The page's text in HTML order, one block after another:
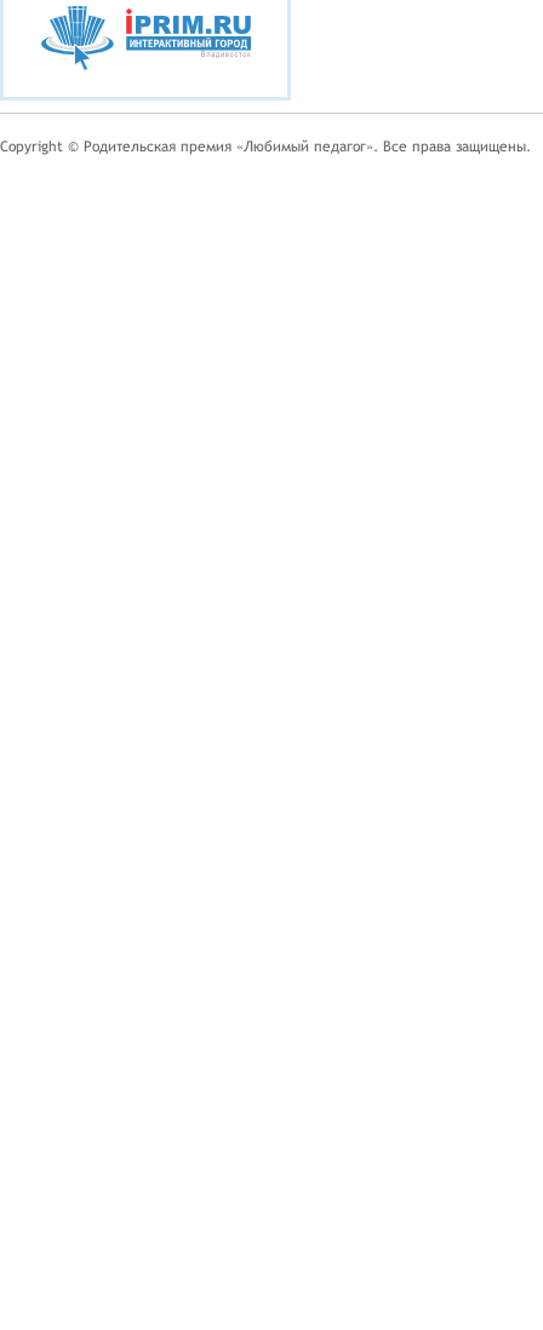
Copyright © Родительская премия «Любимый педагог». Все права защищены.